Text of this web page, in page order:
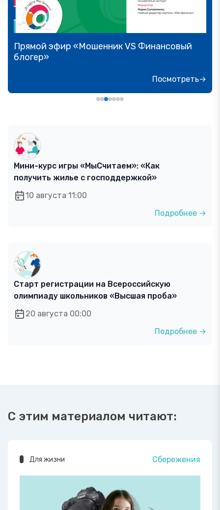
Прямой эфир «Мошенник VS Финансовый
блогер»
Посмотреть→
Мини-курс игры «МыСчитаем»: «Как
получить жилье с господдержкой»
10 августа 11:00
Подробнее →
Старт регистрации на Всероссийскую
олимпиаду школьников «Высшая проба»
20 августа 00:00
Подробнее →
С этим материалом читают:
Для жизни Сбережения